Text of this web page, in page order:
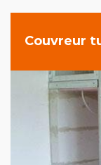
Couvreur